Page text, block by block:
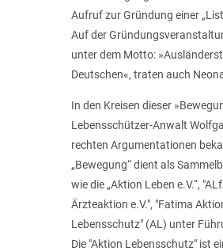
Aufruf zur Gründung einer
Auf der
unter dem Motto: »
Deutschen«, traten auch
In den Kreisen dieser
Lebensschützer-Anwalt
rechten Argumentationen
„Bewegung“ dient als
wie die „Aktion Leben e.V.“,
Ärzteaktion e.V.", "Fatima
Lebensschutz" (AL) unter
Die "Aktion Lebensschutz" ist